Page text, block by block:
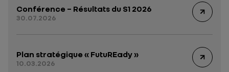
Conférence – Résultats du S1 2026
30.07.2026
Plan stratégique « FutuREady »
10.03.2026